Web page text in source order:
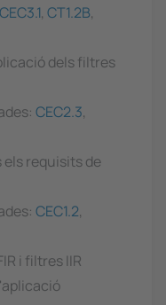
CEC3.1, CT1.2B,
dels filtres
CEC2.3,
requisits de
CEC1.2,
i filtres IIR